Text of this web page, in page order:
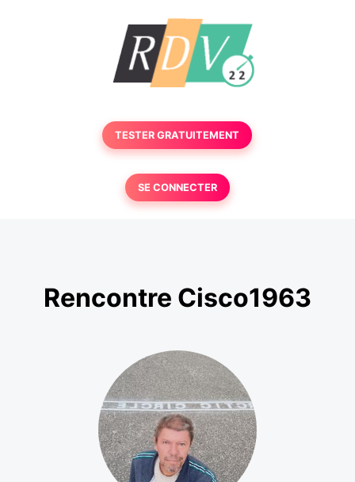
TESTER GRATUITEMENT
SE CONNECTER
Rencontre Cisco1963